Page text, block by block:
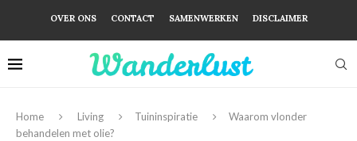
OVER ONS CONTACT SAMENWERKEN DISCLAIMER
Home Living Tuininspiratie
Waarom vlonder
behandelen met olie?